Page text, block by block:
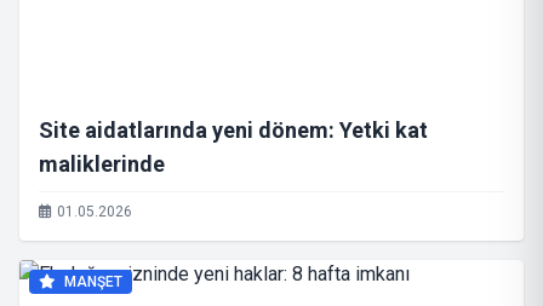
Site aidatlarında yeni dönem: Yetki kat
maliklerinde
01.05.2026
MANŞET